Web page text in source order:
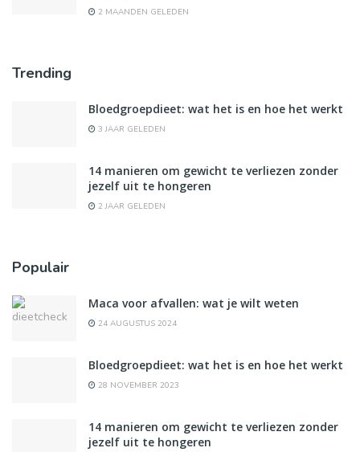
2 MAANDEN GELEDEN
Trending
Bloedgroepdieet: wat het is en hoe het werkt
3 JAAR GELEDEN
14 manieren om gewicht te verliezen zonder
jezelf uit te hongeren
2 JAAR GELEDEN
Populair
Maca voor afvallen: wat je wilt weten
24 AUGUSTUS 2024
Bloedgroepdieet: wat het is en hoe het werkt
28 NOVEMBER 2023
14 manieren om gewicht te verliezen zonder
jezelf uit te hongeren